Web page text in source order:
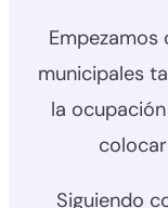
municipales
la
Siguiendo